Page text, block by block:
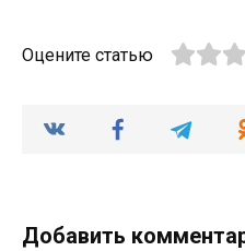
Оцените статью
Добавить